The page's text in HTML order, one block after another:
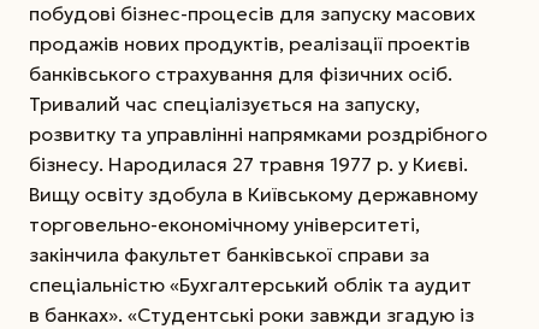
побудові бізнес-процесів для запуску масових
продажів нових продуктів, реалізації проектів
банківського страхування для фізичних осіб.
Тривалий час спеціалізується на запуску,
розвитку та управлінні напрямками роздрібного
бізнесу. Народилася 27 травня 1977 р. у Києві.
Вищу освіту здобула в Київському державному
торговельно-­економічному університеті,
закінчила факультет банківської справи за
спеціальністю «Бухгалтерський облік та аудит
в банках». «Студентські роки завжди згадую із